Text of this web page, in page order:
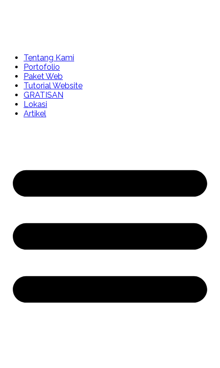
Tentang Kami
Portofolio
Paket Web
Tutorial Website
GRATISAN
Lokasi
Artikel